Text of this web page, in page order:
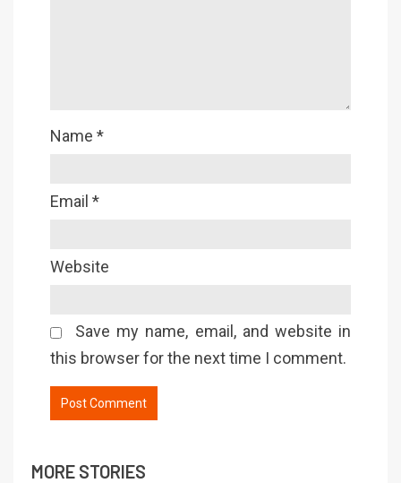
Name *
Email *
Website
Save my name, email, and website in
this browser for the next time I comment.
MORE STORIES